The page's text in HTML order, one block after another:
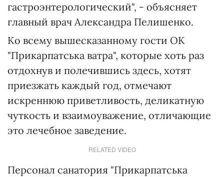
гастроэнтерологический", - объясняет
главный врач Александра Пелишенко.
Ко всему вышесказанному гости ОК
"Прикарпатська ватра", которые хоть раз
отдохнув и полечившись здесь, хотят
приезжать каждый год, отмечают
искреннюю приветливость, деликатную
чуткость и взаимоуважение, отличающие
это лечебное заведение.
RELATED VIDEO
Персонал санатория "Прикарпатська